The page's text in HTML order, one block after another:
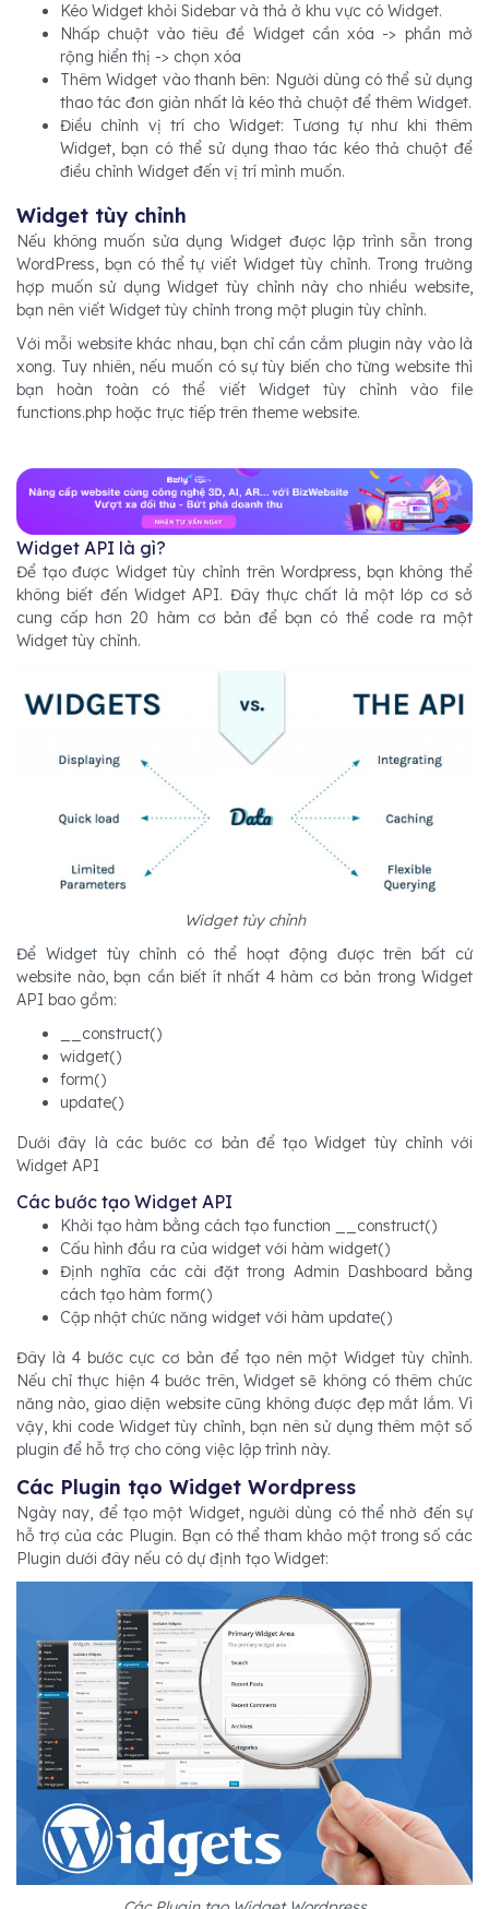
Kéo Widget khỏi Sidebar và thả ở khu vực có Widget.
Nhấp chuột vào tiêu đề Widget cần xóa -> phần mở
rộng hiển thị -> chọn xóa
Thêm Widget vào thanh bên: Người dùng có thể sử dụng
thao tác đơn giản nhất là kéo thả chuột để thêm Widget.
Điều chỉnh vị trí cho Widget: Tương tự như khi thêm
Widget, bạn có thể sử dụng thao tác kéo thả chuột để
điều chỉnh Widget đến vị trí mình muốn.
Widget tùy chỉnh
Nếu không muốn sửa dụng Widget được lập trình sẵn trong
WordPress, bạn có thể tự viết Widget tùy chỉnh. Trong trường
hợp muốn sử dụng Widget tùy chỉnh này cho nhiều website,
bạn nên viết Widget tùy chỉnh trong một plugin tùy chỉnh.
Với mỗi website khác nhau, bạn chỉ cần cắm plugin này vào là
xong. Tuy nhiên, nếu muốn có sự tùy biến cho từng website thì
bạn hoàn toàn có thể viết Widget tùy chỉnh vào file
functions.php hoặc trực tiếp trên theme website.
Widget API là gì?
Để tạo được Widget tùy chỉnh trên Wordpress, bạn không thể
không biết đến Widget API. Đây thực chất là một lớp cơ sở
cung cấp hơn 20 hàm cơ bản để bạn có thể code ra một
Widget tùy chỉnh.
Widget tùy chỉnh
Để Widget tùy chỉnh có thể hoạt động được trên bất cứ
website nào, bạn cần biết ít nhất 4 hàm cơ bản trong Widget
API bao gồm:
__construct()
widget()
form()
update()
Dưới đây là các bước cơ bản để tạo Widget tùy chỉnh với
Widget API
Các bước tạo Widget API
Khởi tạo hàm bằng cách tạo function __construct()
Cấu hình đầu ra của widget với hàm widget()
Định nghĩa các cài đặt trong Admin Dashboard bằng
cách tạo hàm form()
Cập nhật chức năng widget với hàm update()
Đây là 4 bước cực cơ bản để tạo nên một Widget tùy chỉnh.
Nếu chỉ thực hiện 4 bước trên, Widget sẽ không có thêm chức
năng nào, giao diện website cũng không được đẹp mắt lắm. Vì
vậy, khi code Widget tùy chỉnh, bạn nên sử dụng thêm một số
plugin để hỗ trợ cho công việc lập trình này.
Các Plugin tạo Widget Wordpress
Ngày nay, để tạo một Widget, người dùng có thể nhờ đến sự
hỗ trợ của các Plugin. Bạn có thể tham khảo một trong số các
Plugin dưới đây nếu có dự định tạo Widget: